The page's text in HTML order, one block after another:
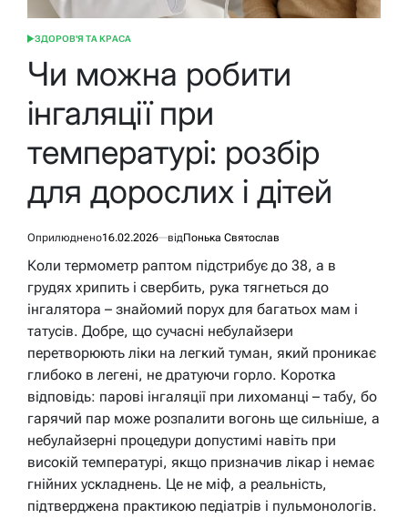
ОПУБЛІКУВАТИ
ЗДОРОВ'Я ТА КРАСА
Чи можна робити
інгаляції при
температурі: розбір
для дорослих і дітей
Оприлюднено16.02.2026 відПонька Святослав
Коли термометр раптом підстрибує до 38, а в
грудях хрипить і свербить, рука тягнеться до
інгалятора – знайомий порух для багатьох мам і
татусів. Добре, що сучасні небулайзери
перетворюють ліки на легкий туман, який проникає
глибоко в легені, не дратуючи горло. Коротка
відповідь: парові інгаляції при лихоманці – табу, бо
гарячий пар може розпалити вогонь ще сильніше, а
небулайзерні процедури допустимі навіть при
високій температурі, якщо призначив лікар і немає
гнійних ускладнень. Це не міф, а реальність,
підтверджена практикою педіатрів і пульмонологів.